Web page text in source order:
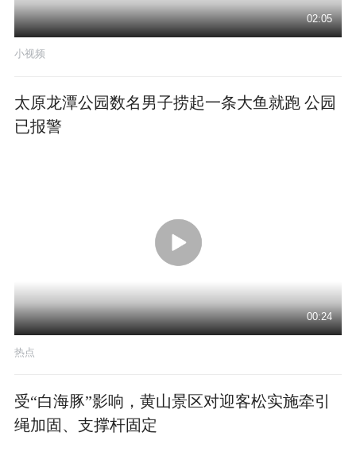
02:05
小视频
太原龙潭公园数名男子捞起一条大鱼就跑 公园
已报警
00:24
热点
受“白海豚”影响，黄山景区对迎客松实施牵引
绳加固、支撑杆固定